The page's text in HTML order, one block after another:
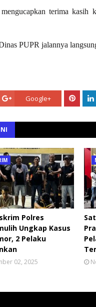
terima kasih
PUPR jalannya
Google+
Polres
Ungkap Kasus
2 Pelaku
02, 2025